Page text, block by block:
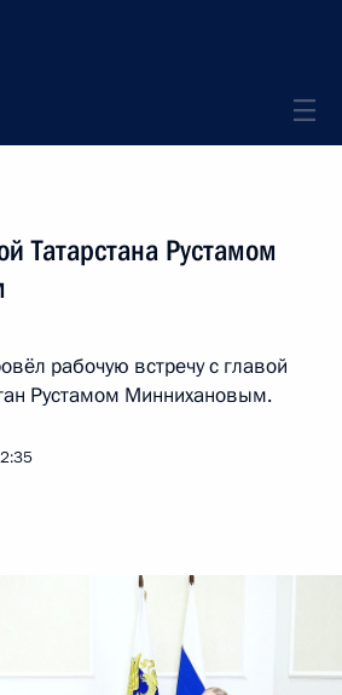
Татарстана Рустамом
рабочую встречу с главой
Рустамом Миннихановым.